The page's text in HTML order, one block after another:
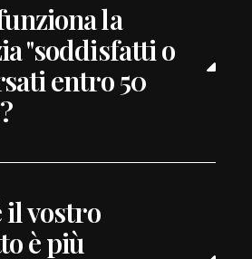
la
"soddisfatti o
entro 50
il vostro
è più